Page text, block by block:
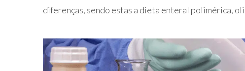
diferenças, sendo estas a dieta enteral polimérica,